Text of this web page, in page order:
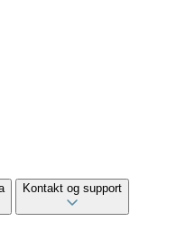
Kontakt og support